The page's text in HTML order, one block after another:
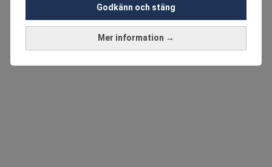
Mer information →
Godkänn och stäng